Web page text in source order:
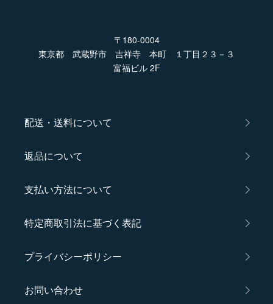
〒180-0004
東京都 武蔵野市 吉祥寺 本町 １丁目２３－３
富福ビル 2F
配送・送料について
返品について
支払い方法について
特定商取引法に基づく表記
プライバシーポリシー
お問い合わせ